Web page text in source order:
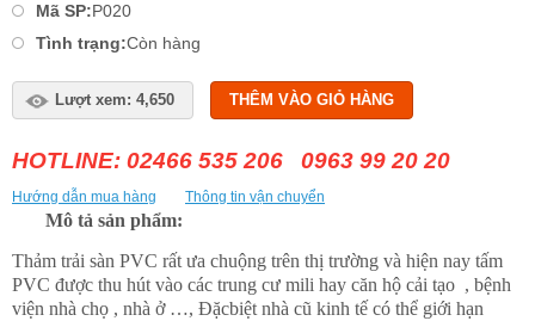
Mã SP:P020
Tình trạng:Còn hàng
Lượt xem: 4,650 THÊM VÀO GIỎ HÀNG
HOTLINE: 02466 535 206 0963 99 20 20
Hướng dẫn mua hàng Thông tin vận chuyển
Mô tả sản phẩm:
Thảm trải sàn PVC rất ưa chuộng trên thị trường và hiện nay tấm
PVC được thu hút vào các trung cư mili hay căn hộ cải tạo , bệnh
viện nhà chọ , nhà ở …, Đặcbiệt nhà cũ kinh tế có thể giới hạn